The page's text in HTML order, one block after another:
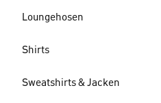
Loungehosen
Shirts
Sweatshirts & Jacken